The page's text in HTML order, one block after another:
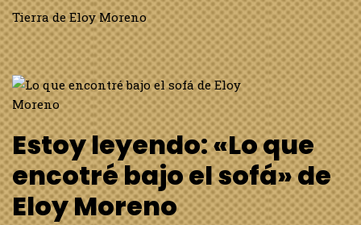
Tierra de Eloy Moreno
Estoy leyendo: «Lo que
encotré bajo el sofá» de
Eloy Moreno